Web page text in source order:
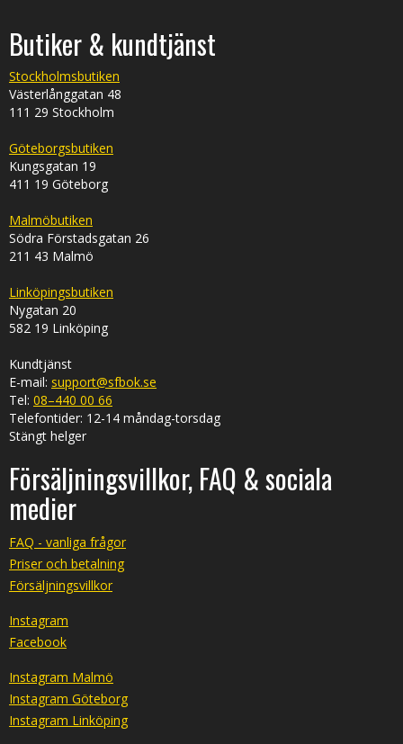
Butiker & kundtjänst
Stockholmsbutiken
Västerlånggatan 48
111 29 Stockholm
Göteborgsbutiken
Kungsgatan 19
411 19 Göteborg
Malmöbutiken
Södra Förstadsgatan 26
211 43 Malmö
Linköpingsbutiken
Nygatan 20
582 19 Linköping
Kundtjänst
E-mail: support@sfbok.se
Tel: 08–440 00 66
Telefontider: 12-14 måndag-torsdag
Stängt helger
Försäljningsvillkor, FAQ & sociala
medier
FAQ - vanliga frågor
Priser och betalning
Försäljningsvillkor
Instagram
Facebook
Instagram Malmö
Instagram Göteborg
Instagram Linköping